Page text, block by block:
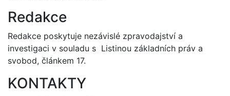
Redakce
Redakce poskytuje nezávislé zpravodajství a
investigaci v souladu s Listinou základních práv a
svobod, článkem 17.
KONTAKTY